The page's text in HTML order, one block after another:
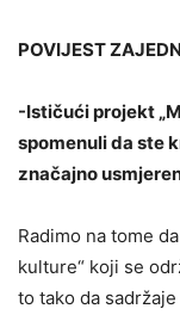
POVIJEST
-Ističući projekt
spomenuli da ste
značajno
Radimo na tome
kulture“ koji se
to tako da